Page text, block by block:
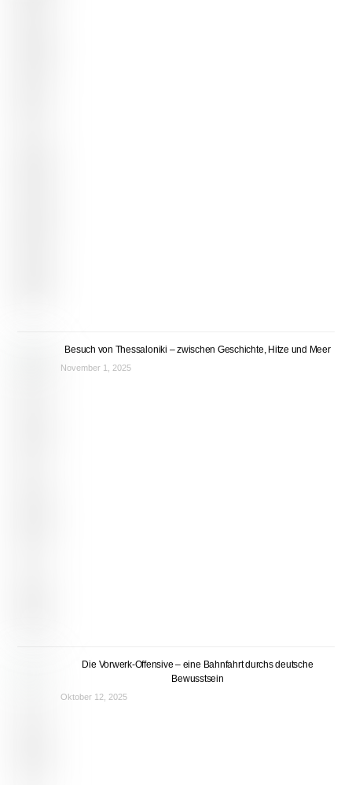
Besuch von Thessaloniki – zwischen Geschichte, Hitze und Meer
November 1, 2025
Die Vorwerk-Offensive – eine Bahnfahrt durchs deutsche
Bewusstsein
Oktober 12, 2025